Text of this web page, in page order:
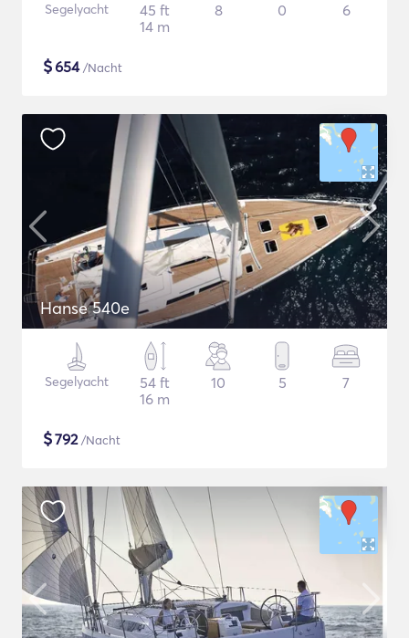
Segelyacht
45 ft
14 m
8 0 6
$654/Nacht
Hanse 540e
Segelyacht
54 ft
16 m
10 5 7
$792/Nacht